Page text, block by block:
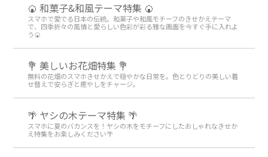
🍘 和菓子&和風テーマ特集 🍘
スマホで愛でる日本の伝統。和菓子や和風モチーフのきせかえテーマ
で、四季折々の風情と愛らしい色彩が彩る雅な画面を今すぐ手に入れよ
う🍘
💐 美しいお花畑特集 💐
無料の花畑のスマホきせかえで穏やかな日常を。色とりどりの美しい着
せ替えで安らぎと癒やしをチャージ。
🌴 ヤシの木テーマ特集 🌴
スマホに夏のバカンスを！ヤシの木をモチーフにしたおしゃれなきせか
え特集をお楽しみください🌴